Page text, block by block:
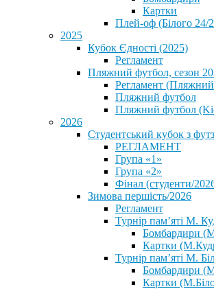
Картки
Плей-оф (Білого 24/
2025
Кубок Єдності (2025)
Регламент
Пляжний футбол, сезон
Регламент
Пляжний футбол
Пляжний футбол
2026
Студентський кубок з
РЕГЛАМЕНТ
Група «1»
Група «2»
Фінал (студенти/
⁨Зимова першість/2026⁩
Регламент
Турнір пам’яті М.
Бомбардири
Картки
Турнір пам’яті М.
Бомбардири
Картки